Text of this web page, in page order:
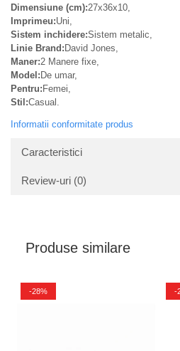
Dimensiune (cm):27x36x10,
Imprimeu:Uni,
Sistem inchidere:Sistem metalic,
Linie Brand: David Jones,
Maner:2 Manere fixe,
Model: De umar,
Pentru: Femei,
Stil:Casual.
Informatii conformitate produs
Caracteristici
Review-uri (0)
Produse similare
-28% -